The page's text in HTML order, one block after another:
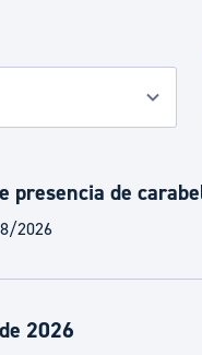
ciudadana y
presencia de
2026
2026